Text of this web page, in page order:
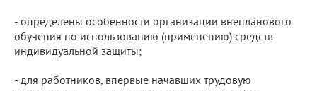
- определены особенности организации внепланового
обучения по использованию (применению) средств
индивидуальной защиты;
- для работников, впервые начавших трудовую